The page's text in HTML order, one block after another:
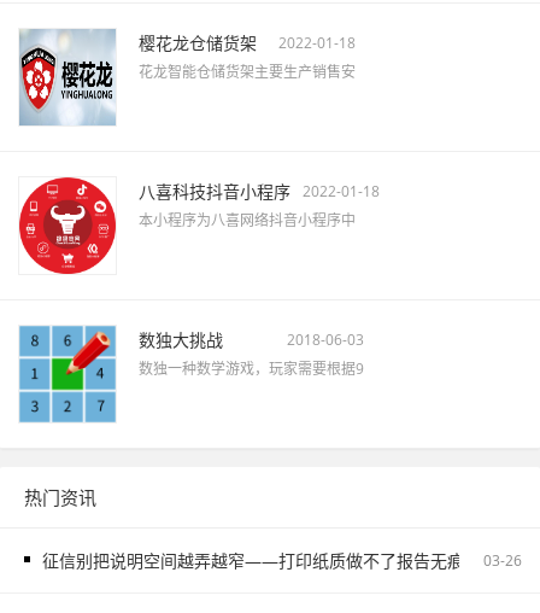
樱花龙仓储货架
2022-01-18
花龙智能仓储货架主要生产销售安
八喜科技抖音小程序 2022-01-18
本小程序为八喜网络抖音小程序中
数独大挑战
2018-06-03
数独一种数学游戏，玩家需要根据9
热门资讯
征信别把说明空间越弄越窄——打印纸质做不了报告无痕PS修改和
03-26